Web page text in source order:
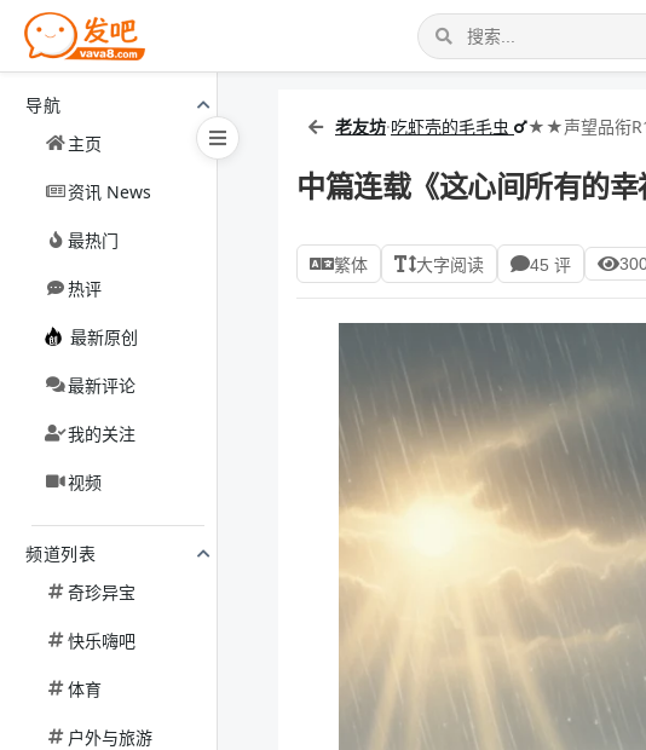
导航
主页
资讯 News
最热门
热评
最新原创
最新评论
我的关注
视频
频道列表
奇珍异宝
快乐嗨吧
体育
户外与旅游
老友坊·吃虾壳的毛毛虫 ★★声望品衔
中篇连载《这心间所有的
繁体 大字阅读 45 评